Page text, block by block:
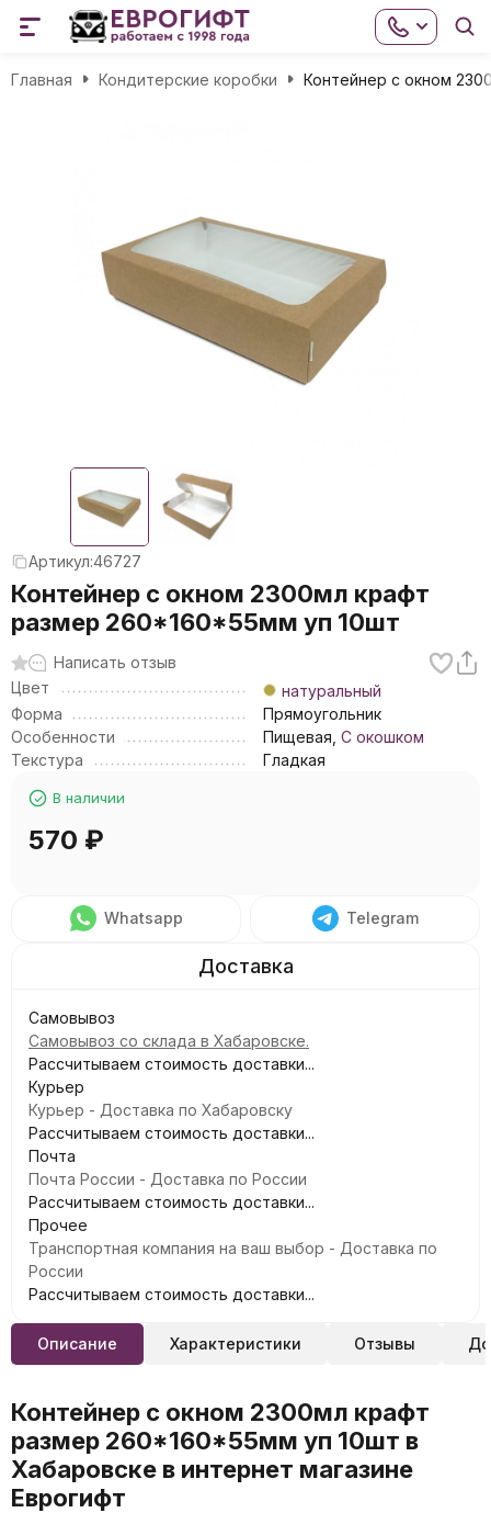
Главная Кондитерские коробки Контейнер с окном
Артикул:46727
Контейнер с окном 2300мл крафт
размер 260*160*55мм уп 10шт
Написать отзыв
Цвет
натуральный
Форма
Прямоугольник
Особенности
Пищевая, С окошком
Текстура
Гладкая
В наличии
570 ₽
Whatsapp Telegram
Самовывоз
Самовывоз со склада в Хабаровске.
Рассчитываем стоимость доставки...
Курьер
Курьер - Доставка по Хабаровску
Рассчитываем стоимость доставки...
Почта
Почта России - Доставка по России
Рассчитываем стоимость доставки...
Прочее
Транспортная компания на ваш выбор - Доставка по
России
Рассчитываем стоимость доставки...
Описание Характеристики Отзывы
Контейнер с окном 2300мл крафт
размер 260*160*55мм уп 10шт в
Хабаровске в интернет магазине
Еврогифт